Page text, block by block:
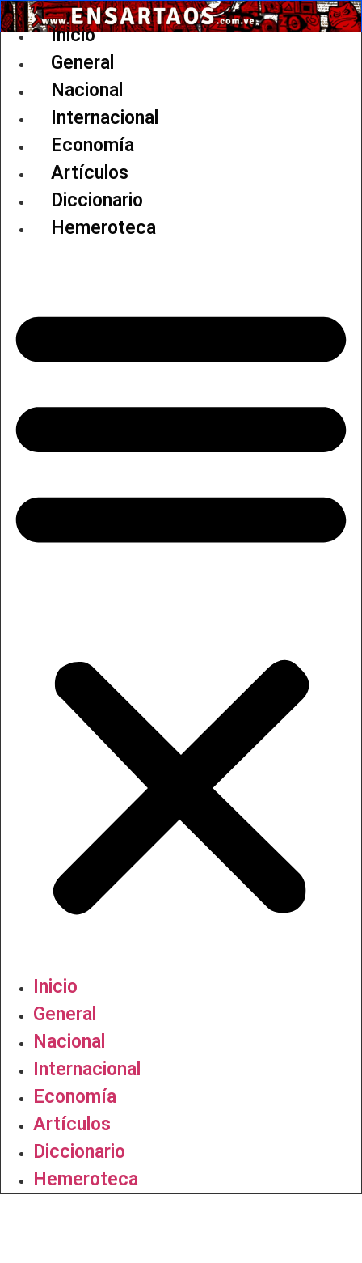
Ir
al
Inicio
General
Nacional
Internacional
Economía
Artículos
Diccionario
Hemeroteca
Inicio
General
Nacional
Internacional
Economía
Artículos
Diccionario
Hemeroteca